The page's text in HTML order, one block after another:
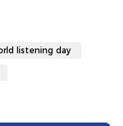
listening day